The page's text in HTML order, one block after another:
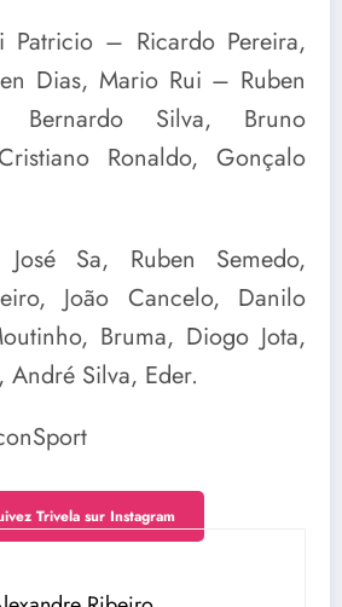
Patricio – Ricardo Pereira,
Dias, Mario Rui – Ruben
Bernardo Silva, Bruno
Ronaldo, Gonçalo
Sa, Ruben Semedo,
João Cancelo, Danilo
Bruma, Diogo Jota,
André Silva, Eder.
Trivela sur Instagram